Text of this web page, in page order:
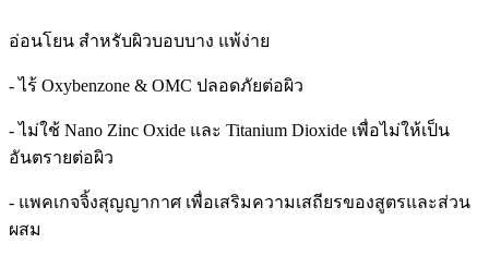
อ่อนโยน สำหรับผิวบอบบาง แพ้ง่าย
- ไร้ Oxybenzone & OMC ปลอดภัยต่อผิว
- ไม่ใช้ Nano Zinc Oxide และ Titanium Dioxide เพื่อไม่ให้เป็น
อันตรายต่อผิว
- แพคเกจจิ้งสุญญากาศ เพื่อเสริมความเสถียรของสูตรและส่วน
ผสม